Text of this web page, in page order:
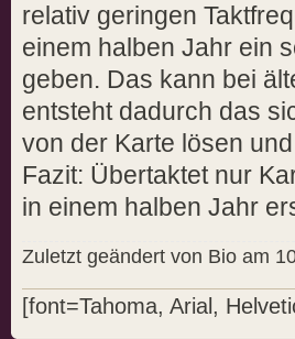
relativ geringen
einem halben Jahr ein
geben. Das kann bei
entsteht dadurch das
von der Karte lösen
Fazit: Übertaktet nur
in einem halben Jahr
Zuletzt geändert von Bio am
[font=Tahoma, Arial,